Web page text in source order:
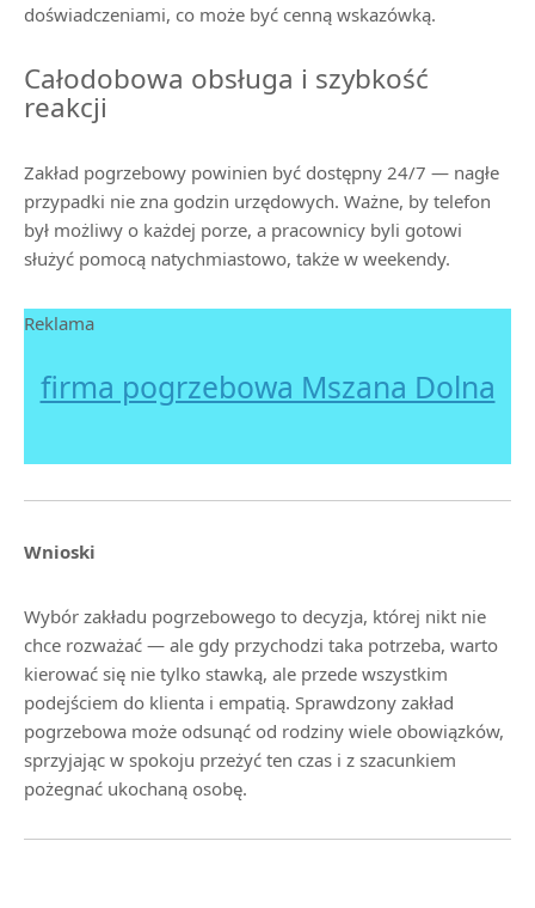
doświadczeniami, co może być cenną wskazówką.
Całodobowa obsługa i szybkość
reakcji
Zakład pogrzebowy powinien być dostępny 24/7 — nagłe
przypadki nie zna godzin urzędowych. Ważne, by telefon
był możliwy o każdej porze, a pracownicy byli gotowi
służyć pomocą natychmiastowo, także w weekendy.
Reklama
firma pogrzebowa Mszana Dolna
Wnioski
Wybór zakładu pogrzebowego to decyzja, której nikt nie
chce rozważać — ale gdy przychodzi taka potrzeba, warto
kierować się nie tylko stawką, ale przede wszystkim
podejściem do klienta i empatią. Sprawdzony zakład
pogrzebowa może odsunąć od rodziny wiele obowiązków,
sprzyjając w spokoju przeżyć ten czas i z szacunkiem
pożegnać ukochaną osobę.